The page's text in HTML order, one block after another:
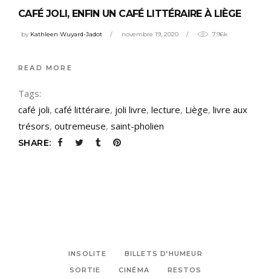
CAFÉ JOLI, ENFIN UN CAFÉ LITTÉRAIRE À LIÈGE
by Kathleen Wuyard-Jadot novembre 19, 2020 7.96k
READ MORE
Tags:
café joli, café littéraire, joli livre, lecture, Liège, livre aux
trésors, outremeuse, saint-pholien
SHARE:
INSOLITE
BILLETS D’HUMEUR
SORTIE
CINÉMA RESTOS